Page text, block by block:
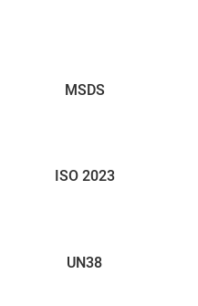
MSDS
ISO 2023
UN38